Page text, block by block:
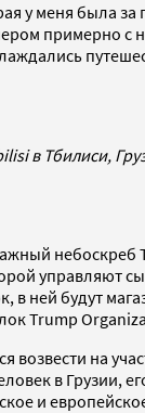
у меня была
примерно с
в Тбилиси,
небоскреб
управляют
в ней будут
Trump
возвести на
в Грузии,
и